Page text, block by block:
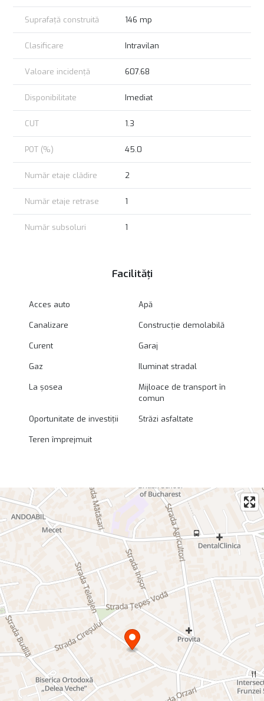
Suprafață construită 146 mp
Clasificare Intravilan
Valoare incidență 607.68
Disponibilitate Imediat
CUT 1.3
POT (%) 45.0
Număr etaje clădire 2
Număr etaje retrase 1
Număr subsoluri 1
Facilități
Acces auto Apă
Canalizare Construcție demolabilă
Curent Garaj
Gaz Iluminat stradal
La șosea
Mijloace de transport în
comun
Oportunitate de investiții Străzi asfaltate
Teren împrejmuit